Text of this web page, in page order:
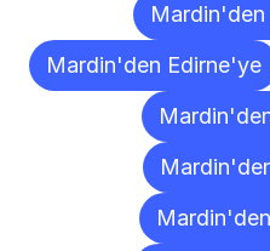
Mardin'den
Mardin'den Edirne'ye